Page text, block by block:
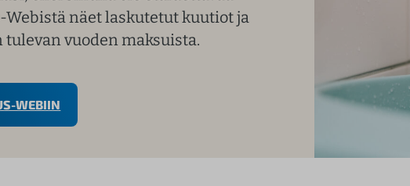
näet laskutetut kuutiot ja
tulevan vuoden maksuista.
WEBIIN